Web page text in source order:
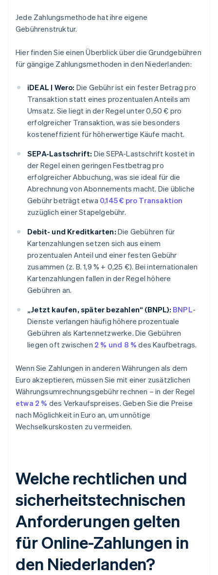
Jede Zahlungsmethode hat ihre eigene
Gebührenstruktur.
Hier finden Sie einen Überblick über die Grundgebühren
für gängige Zahlungsmethoden in den Niederlanden:
iDEAL | Wero: Die Gebühr ist ein fester Betrag pro
Transaktion statt eines prozentualen Anteils am
Umsatz. Sie liegt in der Regel unter 0,50 € pro
erfolgreicher Transaktion, was sie besonders
kosteneffizient für höherwertige Käufe macht.
SEPA-Lastschrift: Die SEPA-Lastschrift kostet in
der Regel einen geringen Festbetrag pro
erfolgreicher Abbuchung, was sie ideal für die
Abrechnung von Abonnements macht. Die übliche
Gebühr beträgt etwa 0,145 € pro Transaktion
zuzüglich einer Stapelgebühr.
Debit- und Kreditkarten: Die Gebühren für
Kartenzahlungen setzen sich aus einem
prozentualen Anteil und einer festen Gebühr
zusammen (z. B. 1,9 % + 0,25 €). Bei internationalen
Kartenzahlungen fallen in der Regel höhere
Gebühren an.
„Jetzt kaufen, später bezahlen“ (BNPL): BNPL-
Dienste verlangen häufig höhere prozentuale
Gebühren als Kartennetzwerke. Die Gebühren
liegen oft zwischen 2 % und 8 % des Kaufbetrags.
Wenn Sie Zahlungen in anderen Währungen als dem
Euro akzeptieren, müssen Sie mit einer zusätzlichen
Währungsumrechnungsgebühr rechnen – in der Regel
etwa 2 % des Verkaufspreises. Geben Sie die Preise
nach Möglichkeit in Euro an, um unnötige
Wechselkurskosten zu vermeiden.
Welche rechtlichen und
sicherheitstechnischen
Anforderungen gelten
für Online-Zahlungen in
den Niederlanden?